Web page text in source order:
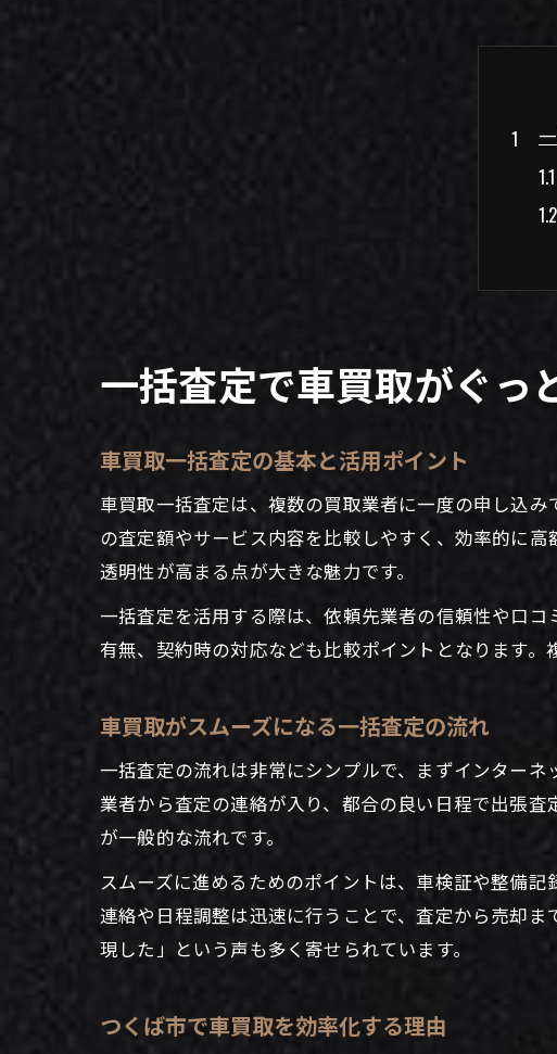
一括査定で車買取がぐっ
車買取一括査定の基本と活用ポイント
車買取一括査定は、複数の買取業者に一度の申し込
の査定額やサービス内容を比較しやすく、効率的に
透明性が高まる点が大きな魅力です。
一括査定を活用する際は、依頼先業者の信頼性や口
有無、契約時の対応なども比較ポイントとなります
車買取がスムーズになる一括査定の流れ
一括査定の流れは非常にシンプルで、まずインター
業者から査定の連絡が入り、都合の良い日程で出張
が一般的な流れです。
スムーズに進めるためのポイントは、車検証や整備
連絡や日程調整は迅速に行うことで、査定から売却
現した」という声も多く寄せられています。
つくば市で車買取を効率化する理由